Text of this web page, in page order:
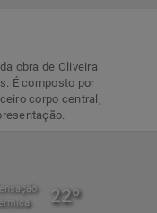
obra de Oliveira
É composto por
corpo central,
22º